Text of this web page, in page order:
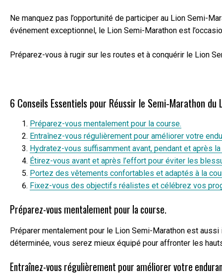
Ne manquez pas l’opportunité de participer au Lion Semi-
événement exceptionnel, le Lion Semi-Marathon est
Préparez-vous à rugir sur les routes et à conquérir le Lion
6 Conseils Essentiels pour Réussir le Semi-Marathon du
Préparez-vous mentalement pour la course.
Entraînez-vous régulièrement pour améliorer votre
Hydratez-vous suffisamment avant, pendant et après
Étirez-vous avant et après l’effort pour éviter les
Portez des vêtements confortables et adaptés à la
Fixez-vous des objectifs réalistes et célébrez vos
Préparez-vous mentalement pour la course.
Préparer mentalement pour le Lion Semi-Marathon est
déterminée, vous serez mieux équipé pour affronter les
Entraînez-vous régulièrement pour améliorer votre